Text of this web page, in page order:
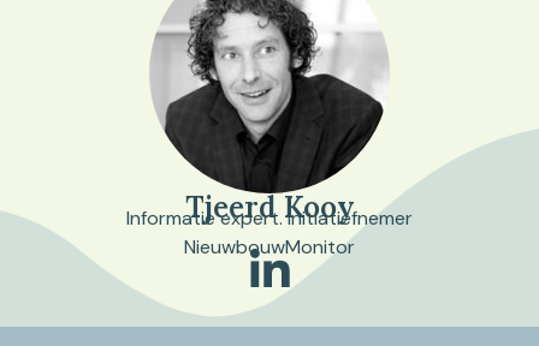
Tjeerd Kooy
Informatie expert. Initiatiefnemer
NieuwbouwMonitor